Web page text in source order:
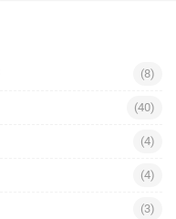
(8)
(40)
(4)
(4)
(3)